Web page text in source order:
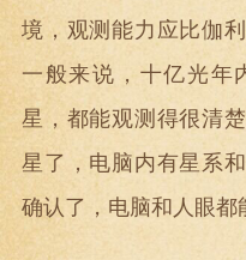
境，观测能力应比伽
一般来说，十亿光年
星，都能观测得很清
星了，电脑内有星系
确认了，电脑和人眼都